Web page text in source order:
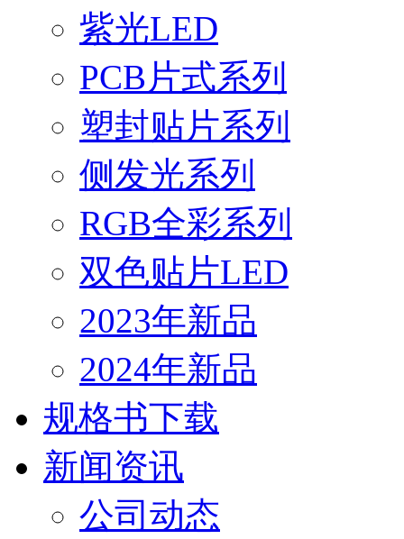
紫光LED
PCB片式系列
塑封贴片系列
侧发光系列
RGB全彩系列
双色贴片LED
2023年新品
2024年新品
规格书下载
新闻资讯
公司动态